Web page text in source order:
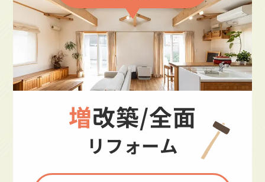
増改築/全面
リフォーム